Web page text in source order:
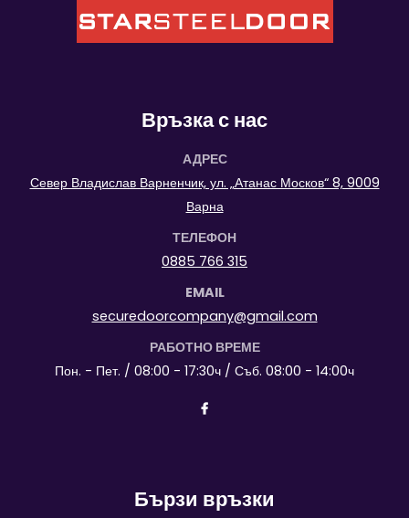
Връзка с нас
АДРЕС
Север Владислав Варненчик, ул. „Атанас Москов“ 8, 9009
Варна
ТЕЛЕФОН
0885 766 315
EMAIL
securedoorcompany@gmail.com
РАБОТНО ВРЕМЕ
Пон. - Пет. / 08:00 - 17:30ч / Съб. 08:00 - 14:00ч
Бързи връзки